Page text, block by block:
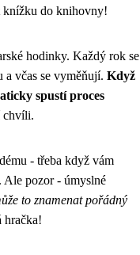
knížku do knihovny!
hodinky. Každý rok se
včas se vyměňují. Když
spustí proces
chvíli.
- třeba když vám
Ale pozor - úmyslné
to znamenat pořádný
hračka!